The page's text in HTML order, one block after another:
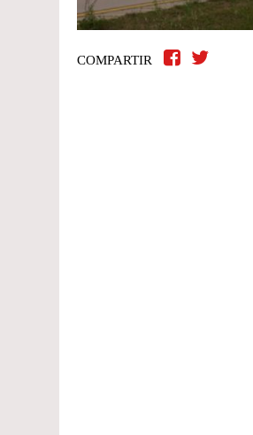
COMPARTIR